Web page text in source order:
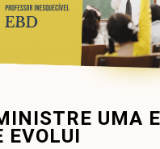
UMA
EVOLUI